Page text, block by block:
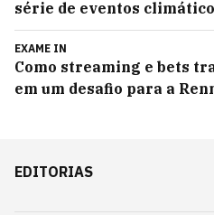
série de eventos
EXAME IN
Como streaming e bets
em um desafio para a
EDITORIAS